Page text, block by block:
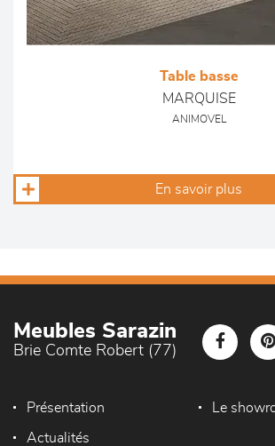
Table basse
MARQUISE
ANIMOVEL
En savoir plus
Meubles Sarazin
Brie Comte Robert (77)
Présentation Le
Actualités